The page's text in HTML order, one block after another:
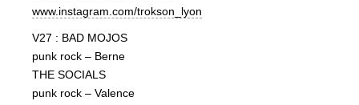
www.instagram.com/trokson_lyon
V27 : BAD MOJOS
punk rock – Berne
THE SOCIALS
punk rock – Valence